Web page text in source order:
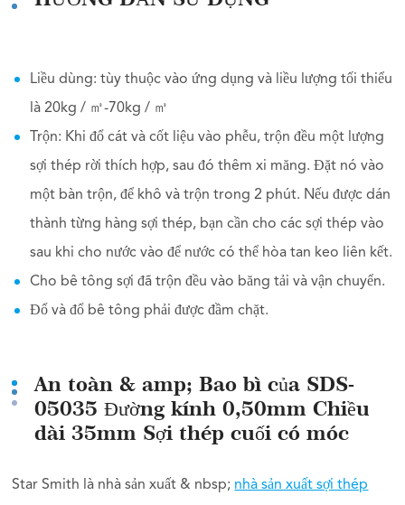
Liều dùng: tùy thuộc vào ứng dụng và liều lượng tối thiểu
là 20kg / ㎥-70kg / ㎥
Trộn: Khi đổ cát và cốt liệu vào phễu, trộn đều một lượng
sợi thép rời thích hợp, sau đó thêm xi măng. Đặt nó vào
một bàn trộn, để khô và trộn trong 2 phút. Nếu được dán
thành từng hàng sợi thép, bạn cần cho các sợi thép vào
sau khi cho nước vào để nước có thể hòa tan keo liên kết.
Cho bê tông sợi đã trộn đều vào băng tải và vận chuyển.
Đổ và đổ bê tông phải được đầm chặt.
An toàn & amp; Bao bì của SDS-
05035 Đường kính 0,50mm Chiều
dài 35mm Sợi thép cuối có móc
Star Smith là nhà sản xuất & nbsp; nhà sản xuất sợi thép